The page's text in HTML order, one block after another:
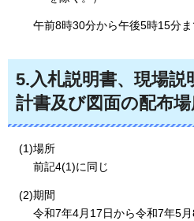
午前8時30分から午後5時15分
5.入札説明書、現場説
計書及び図面の配布
(1)場所
前記4(1)に同じ
(2)期間
令和7年4月17日から令和7年5